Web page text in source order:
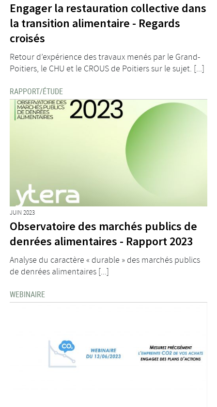
Engager la restauration collective dans
la transition alimentaire - Regards
croisés
Retour d’expérience des travaux menés par le Grand-
Poitiers, le CHU et le CROUS de Poitiers sur le sujet. [...]
RAPPORT/ÉTUDE
JUIN 2023
Observatoire des marchés publics de
denrées alimentaires - Rapport 2023
Analyse du caractère « durable » des marchés publics
de denrées alimentaires [...]
WEBINAIRE